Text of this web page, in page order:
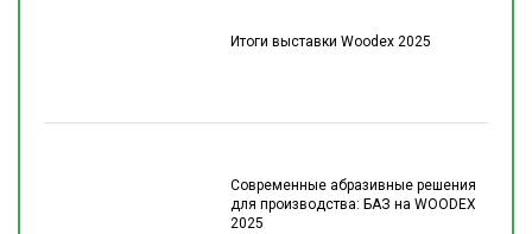
Итоги выставки Woodex 2025
Современные абразивные решения
для производства: БАЗ на WOODEX
2025